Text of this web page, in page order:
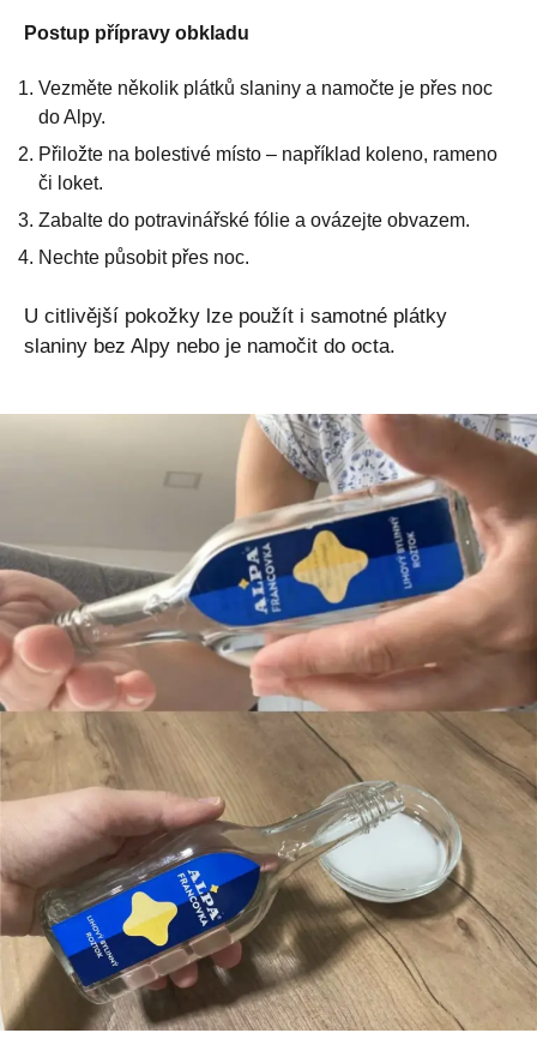
Postup přípravy obkladu
Vezměte několik plátků slaniny a namočte je přes noc
do Alpy.
Přiložte na bolestivé místo – například koleno, rameno
či loket.
Zabalte do potravinářské fólie a ovázejte obvazem.
Nechte působit přes noc.
U citlivější pokožky lze použít i samotné plátky
slaniny bez Alpy nebo je namočit do octa.